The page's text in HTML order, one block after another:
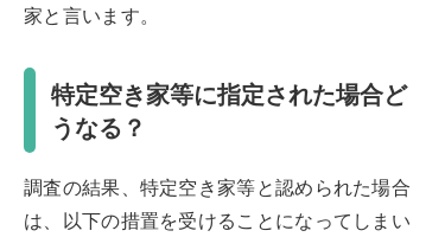
家と言います。
特定空き家等に指定された場合ど
うなる？
調査の結果、特定空き家等と認められた場合
は、以下の措置を受けることになってしまい